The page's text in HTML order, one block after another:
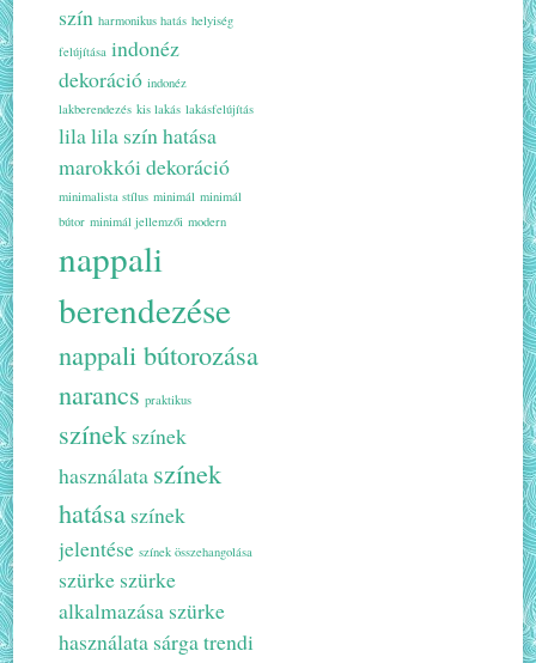
szín harmonikus hatás helyiség
felújítása indonéz
dekoráció indonéz
lakberendezés kis lakás lakásfelújítás
lilalila szín hatása
marokkói dekoráció
minimalista stílus minimál minimál
bútor minimál jellemzői modern
nappali
berendezése
nappali bútorozása
narancs praktikus
színek színek
használata színek
hatása színek
jelentése színek összehangolása
szürke szürke
alkalmazása szürke
használata sárgatrendi